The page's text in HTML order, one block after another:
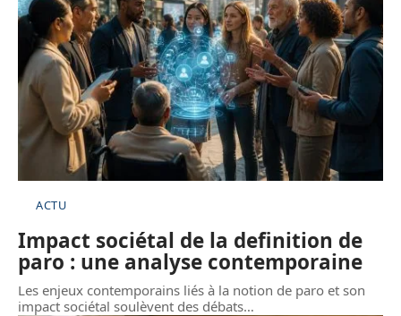
ACTU
Impact sociétal de la definition de
paro : une analyse contemporaine
Les enjeux contemporains liés à la notion de paro et son
impact sociétal soulèvent des débats…